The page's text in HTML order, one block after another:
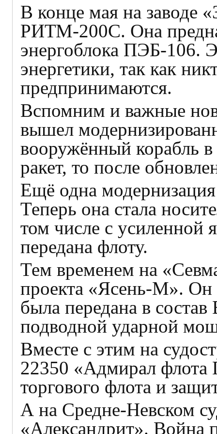
В конце мая на заводе
РИТМ-200С. Она
энергоблока ПЭБ-106.
энергетики, так как
предпринимаются.
Вспомним и важные
вышел
вооружённый корабль
ракет, то после
Ещё одна
Теперь она стала
том числе с усиленной
передана флоту.
Тем временем на
проекта «Ясень-М».
была передана в
подводной ударной
Вместе с этим на
22350 «Адмирал флота
торгового флота и
А на Средне-Невском
«Александрит». Война